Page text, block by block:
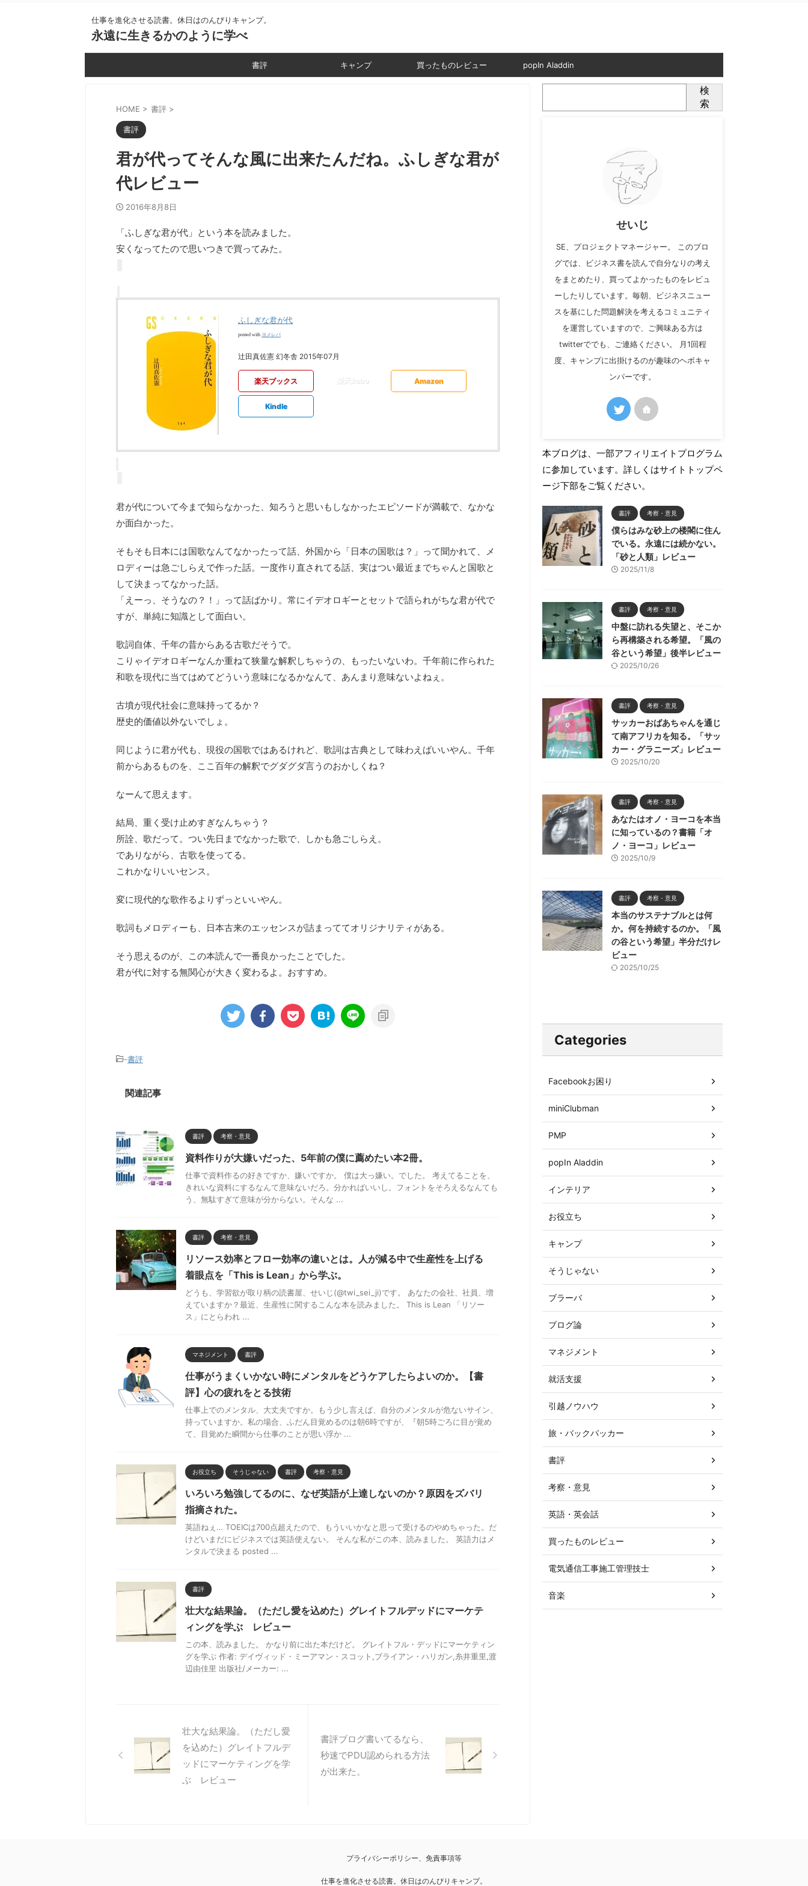
仕事を進化させる読書。休日はのんびりキャンプ。
永遠に生きるかのように学べ
書評 キャンプ 買ったものレビュー popIn Aladdin
HOME > 書評 >
書評
君が代ってそんな風に出来たんだね。ふしぎな君が
代レビュー
2016年8月8日
「ふしぎな君が代」という本を読みました。
安くなってたので思いつきで買ってみた。
ふしぎな君が代
posted with ヨメレバ
辻田真佐憲 幻冬舎 2015年07月
楽天ブックス 楽天kobo Amazon
Kindle
君が代について今まで知らなかった、知ろうと思いもしなかったエピソードが満載で、なかな
か面白かった。
そもそも日本には国歌なんてなかったって話、外国から「日本の国歌は？」って聞かれて、メ
ロディーは急ごしらえで作った話。一度作り直されてる話、実はつい最近までちゃんと国歌と
して決まってなかった話。
「えーっ、そうなの？！」って話ばかり。常にイデオロギーとセットで語られがちな君が代で
すが、単純に知識として面白い。
歌詞自体、千年の昔からある古歌だそうで。
こりゃイデオロギーなんか重ねて狭量な解釈しちゃうの、もったいないわ。千年前に作られた
和歌を現代に当てはめてどういう意味になるかなんて、あんまり意味ないよねぇ。
古墳が現代社会に意味持ってるか？
歴史的価値以外ないでしょ。
同じように君が代も、現役の国歌ではあるけれど、歌詞は古典として味わえばいいやん。千年
前からあるものを、ここ百年の解釈でグダグダ言うのおかしくね？
なーんて思えます。
結局、重く受け止めすぎなんちゃう？
所詮、歌だって。つい先日までなかった歌で、しかも急ごしらえ。
でありながら、古歌を使ってる。
これかなりいいセンス。
変に現代的な歌作るよりずっといいやん。
歌詞もメロディーも、日本古来のエッセンスが詰まっててオリジナリティがある。
そう思えるのが、この本読んで一番良かったことでした。
君が代に対する無関心が大きく変わるよ。おすすめ。
-書評
関連記事
書評 考察・意見
資料作りが大嫌いだった、5年前の僕に薦めたい本2冊。
仕事で資料作るの好きですか、嫌いですか。 僕は大っ嫌い。でした。 考えてることを、
きれいな資料にするなんて意味ないだろ。分かればいいし。フォントをそろえるなんても
う、無駄すぎて意味が分からない。そんな ...
書評 考察・意見
リソース効率とフロー効率の違いとは。人が減る中で生産性を上げる
着眼点を「This is Lean」から学ぶ。
どうも、学習欲が取り柄の読書屋、せいじ(@twi_sei_ji)です。 あなたの会社、社員、増
えていますか？最近、生産性に関するこんな本を読みました。 This is Lean 「リソー
ス」にとらわれ ...
マネジメント 書評
仕事がうまくいかない時にメンタルをどうケアしたらよいのか。【書
評】心の疲れをとる技術
仕事上でのメンタル、大丈夫ですか。もう少し言えば、自分のメンタルが危ないサイン、
持っていますか。私の場合、ふだん目覚めるのは朝6時ですが、『朝5時ごろに目が覚め
て、目覚めた瞬間から仕事のことが思い浮か ...
お役立ち そうじゃない 書評 考察・意見
いろいろ勉強してるのに、なぜ英語が上達しないのか？原因をズバリ
指摘された。
英語ねぇ… TOEICは700点超えたので、もういいかなと思って受けるのやめちゃった。だ
けどいまだにビジネスでは英語使えない。 そんな私がこの本、読みました。 英語力はメ
ンタルで決まる posted ...
書評
壮大な結果論。（ただし愛を込めた）グレイトフルデッドにマーケテ
ィングを学ぶ レビュー
この本、読みました。 かなり前に出た本だけど。 グレイトフル・デッドにマーケティン
グを学ぶ 作者: デイヴィッド・ミーアマン・スコット,ブライアン・ハリガン,糸井重里,渡
辺由佳里 出版社/メーカー: ...
壮大な結果論。（ただし愛
を込めた）グレイトフルデ
ッドにマーケティングを学
ぶ レビュー
書評ブログ書いてるなら、
秒速でPDU認められる方法
が出来た。
検
索
せいじ
SE、プロジェクトマネージャー。 このブロ
グでは、ビジネス書を読んで自分なりの考え
をまとめたり、買ってよかったものをレビュ
ーしたりしています。毎朝、ビジネスニュー
スを基にした問題解決を考えるコミュニティ
を運営していますので、ご興味ある方は
twitterででも、ご連絡ください。 月1回程
度、キャンプに出掛けるのが趣味のヘボキャ
ンパーです。
本ブログは、一部アフィリエイトプログラム
に参加しています。詳しくはサイトトップペ
ージ下部をご覧ください。
書評 考察・意見
僕らはみな砂上の楼閣に住ん
でいる。永遠には続かない。
「砂と人類」レビュー
2025/11/8
書評 考察・意見
中盤に訪れる失望と、そこか
ら再構築される希望。「風の
谷という希望」後半レビュー
2025/10/26
書評 考察・意見
サッカーおばあちゃんを通じ
て南アフリカを知る。「サッ
カー・グラニーズ」レビュー
2025/10/20
書評 考察・意見
あなたはオノ・ヨーコを本当
に知っているの？書籍「オ
ノ・ヨーコ」レビュー
2025/10/9
書評 考察・意見
本当のサステナブルとは何
か。何を持続するのか。「風
の谷という希望」半分だけレ
ビュー
2025/10/25
Categories
Facebookお困り
miniClubman
PMP
popIn Aladdin
インテリア
お役立ち
キャンプ
そうじゃない
ブラーバ
ブログ論
マネジメント
就活支援
引越ノウハウ
旅・バックパッカー
書評
考察・意見
英語・英会話
買ったものレビュー
電気通信工事施工管理技士
音楽
プライバシーポリシー、免責事項等
仕事を進化させる読書。休日はのんびりキャンプ。